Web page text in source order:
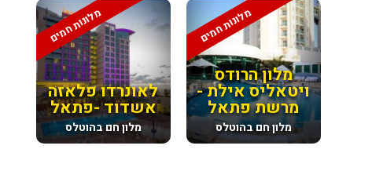
מלונות חמים
לאונרדו פלאזה
אשדוד -פתאל
מלון חם בהוטלס
מלונות חמים
מלון הרודס
ויטאליס אילת -
מרשת פתאל
מלון חם בהוטלס